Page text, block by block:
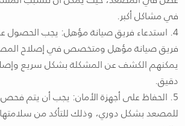
في مشاكل أكبر.
4. استدعاء فريق صيانة مؤهل: يجب الحصول
فريق صيانة مؤهل ومتخصص في إصلاح
يمكنهم الكشف عن المشكلة بشكل سريع
دقيق.
5. الحفاظ على أجهزة الأمان: يجب أن يتم فحص
للمصعد بشكل دوري، وذلك للتأكد من سلامتها